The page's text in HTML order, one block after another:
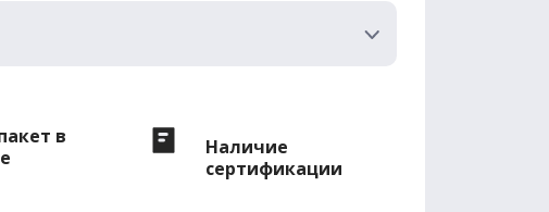
в
Наличие
сертификации